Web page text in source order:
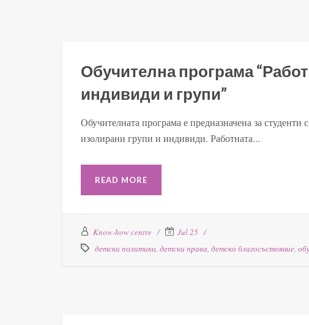
Обучителна програма
индивиди и групи”
Обучителната програма е предназначена за студенти
изолирани групи и индивиди. Работната...
READ MORE
Know-how centre
Jul 25
детски политики, детски права, детско благосъстояние,